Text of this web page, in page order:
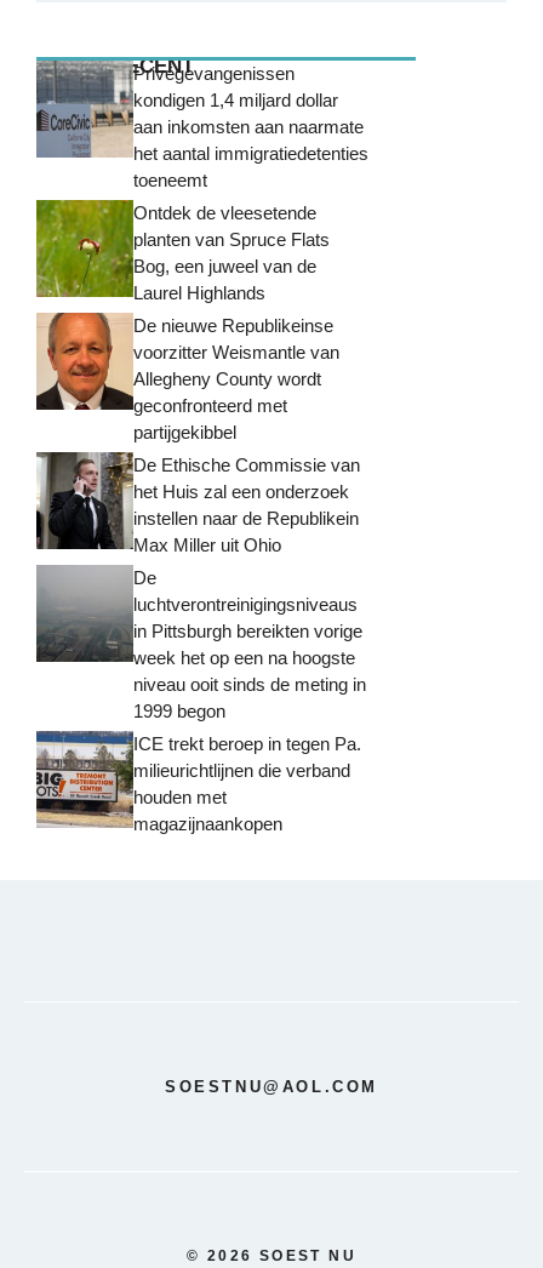
MEEST RECENTPrivégevangenissen
kondigen 1,4 miljard dollar
aan inkomsten aan naarmate
het aantal immigratiedetenties
toeneemt
Ontdek de vleesetende
planten van Spruce Flats
Bog, een juweel van de
Laurel Highlands
De nieuwe Republikeinse
voorzitter Weismantle van
Allegheny County wordt
geconfronteerd met
partijgekibbel
De Ethische Commissie van
het Huis zal een onderzoek
instellen naar de Republikein
Max Miller uit Ohio
De
luchtverontreinigingsniveaus
in Pittsburgh bereikten vorige
week het op een na hoogste
niveau ooit sinds de meting in
1999 begon
ICE trekt beroep in tegen Pa.
milieurichtlijnen die verband
houden met
magazijnaankopen
SOESTNU@AOL.COM
© 2026 SOEST NU